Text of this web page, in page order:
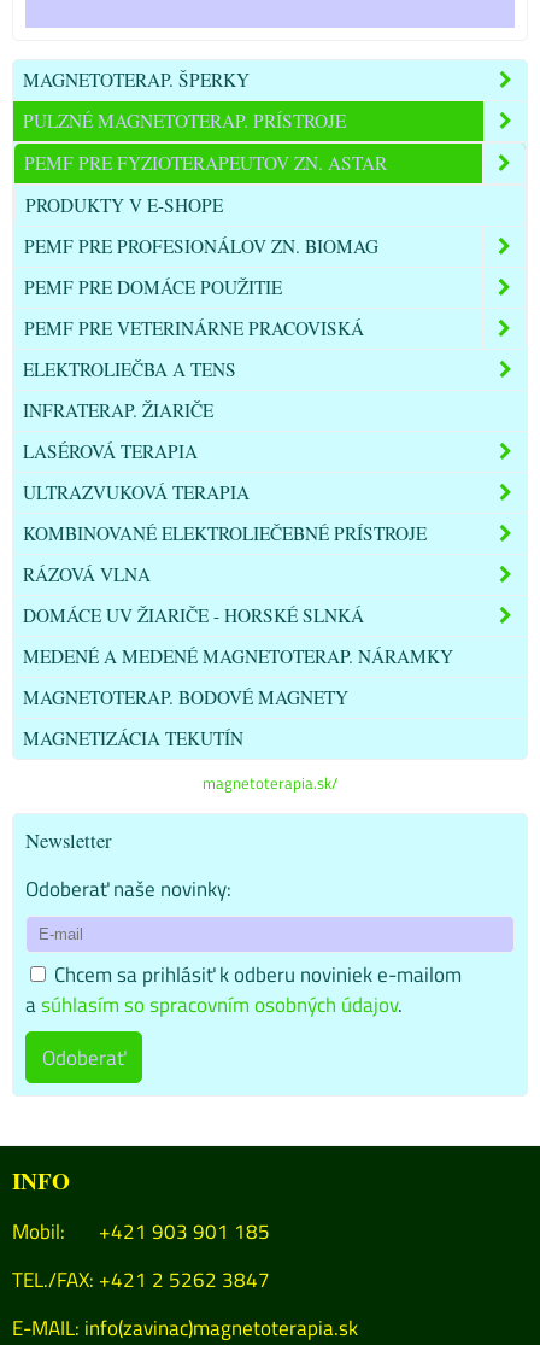
MAGNETOTERAP. ŠPERKY
PULZNÉ MAGNETOTERAP. PRÍSTROJE
PEMF PRE FYZIOTERAPEUTOV ZN. ASTAR
PRODUKTY V E-SHOPE
PEMF PRE PROFESIONÁLOV ZN. BIOMAG
PEMF PRE DOMÁCE POUŽITIE
PEMF PRE VETERINÁRNE PRACOVISKÁ
ELEKTROLIEČBA A TENS
INFRATERAP. ŽIARIČE
LASÉROVÁ TERAPIA
ULTRAZVUKOVÁ TERAPIA
KOMBINOVANÉ ELEKTROLIEČEBNÉ PRÍSTROJE
RÁZOVÁ VLNA
DOMÁCE UV ŽIARIČE - HORSKÉ SLNKÁ
MEDENÉ A MEDENÉ MAGNETOTERAP. NÁRAMKY
MAGNETOTERAP. BODOVÉ MAGNETY
MAGNETIZÁCIA TEKUTÍN
magnetoterapia.sk/
Newsletter
Odoberať naše novinky:
Chcem sa prihlásiť k odberu noviniek e-mailom
asúhlasím so spracovním osobných údajov.
Odoberať
INFO
Mobil: +421 903 901 185
TEL./FAX: +421 2 5262 3847
E-MAIL: info(zavinac)magnetoterapia.sk